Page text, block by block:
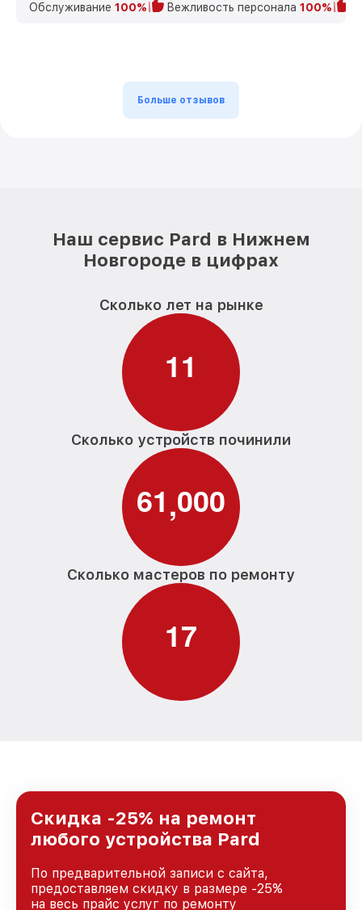
Обслуживание 100% Вежливость персонала 100%
Больше отзывов
Наш сервис Pard в Нижнем
Новгороде в цифрах
Сколько лет на рынке
11
Сколько устройств починили
61,000
Сколько мастеров по ремонту
17
Скидка -25% на ремонт
любого устройства Pard
По предварительной записи с сайта,
предоставляем скидку в размере -25%
на весь прайс услуг по ремонту